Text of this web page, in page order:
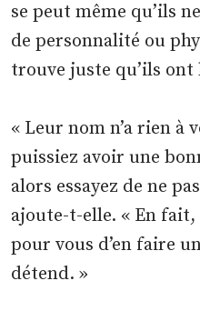
se peut même qu’ils
de personnalité ou
trouve juste qu’ils ont
« Leur nom n’a rien à
puissiez avoir une
alors essayez de ne
ajoute-t-elle. « En
pour vous d’en faire
détend. »